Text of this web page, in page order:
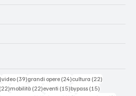
42 post
video (39)39 post
grandi opere (24)24 post
cultura (22)
(22)22 post
mobilità (22)22 post
eventi (15)15 post
bypass (15)